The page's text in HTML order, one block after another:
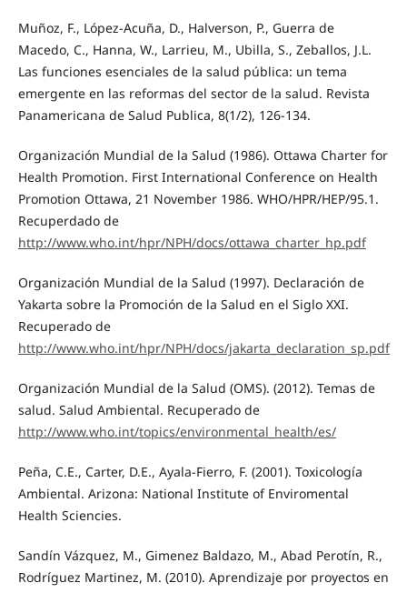
Muñoz, F., López-Acuña, D., Halverson, P., Guerra de
Macedo, C., Hanna, W., Larrieu, M., Ubilla, S., Zeballos, J.L.
Las funciones esenciales de la salud pública: un tema
emergente en las reformas del sector de la salud. Revista
Panamericana de Salud Publica, 8(1/2), 126-134.
Organización Mundial de la Salud (1986). Ottawa Charter for
Health Promotion. First International Conference on Health
Promotion Ottawa, 21 November 1986. WHO/HPR/HEP/95.1.
Recuperdado de
http://www.who.int/hpr/NPH/docs/ottawa_charter_hp.pdf
Organización Mundial de la Salud (1997). Declaración de
Yakarta sobre la Promoción de la Salud en el Siglo XXI.
Recuperado de
http://www.who.int/hpr/NPH/docs/jakarta_declaration_sp.pdf
Organización Mundial de la Salud (OMS). (2012). Temas de
salud. Salud Ambiental. Recuperado de
http://www.who.int/topics/environmental_health/es/
Peña, C.E., Carter, D.E., Ayala-Fierro, F. (2001). Toxicología
Ambiental. Arizona: National Institute of Enviromental
Health Sciencies.
Sandín Vázquez, M., Gimenez Baldazo, M., Abad Perotín, R.,
Rodríguez Martinez, M. (2010). Aprendizaje por proyectos en